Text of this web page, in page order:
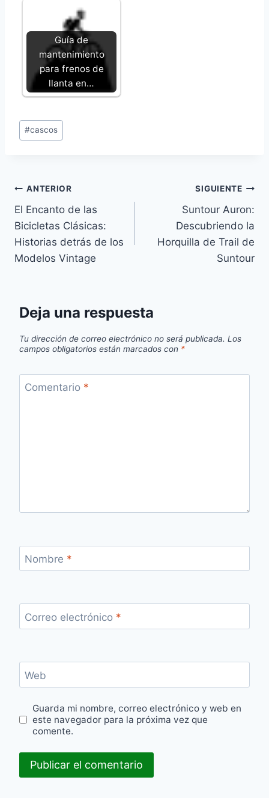
Guía de
mantenimiento
para frenos de
llanta en…
Etiquetas
de
#cascos
Navegación
de
entradas
ANTERIOR
El Encanto de las
Bicicletas Clásicas:
Historias detrás de los
Modelos Vintage
SIGUIENTE
Suntour Auron:
Descubriendo la
Horquilla de Trail de
Suntour
Deja una respuesta
Tu dirección de correo electrónico no será publicada. Los
campos obligatorios están marcados con *
Comentario *
Nombre *
Correo electrónico *
Web
Guarda mi nombre, correo electrónico y web en
este navegador para la próxima vez que
comente.